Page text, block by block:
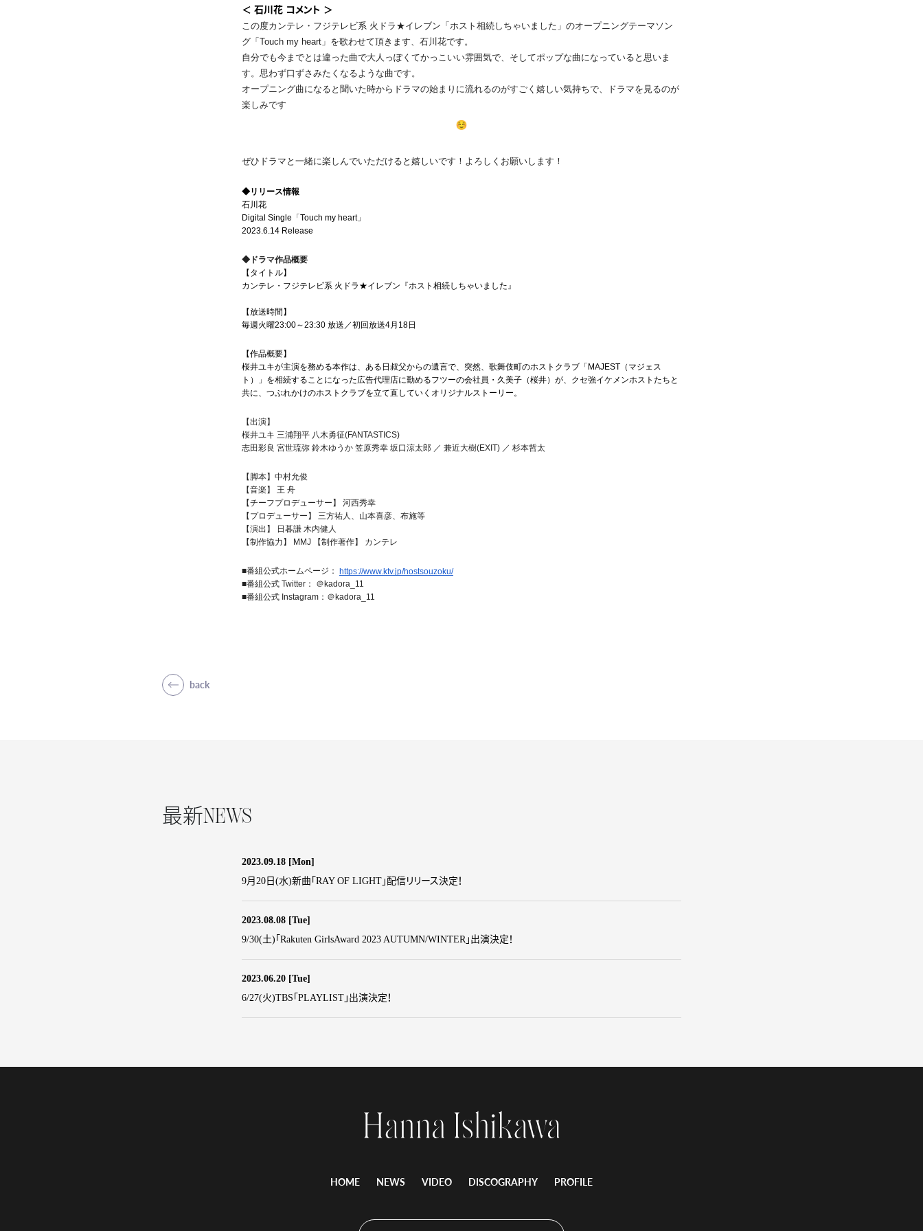
＜ 石川花 コメント ＞
この度カンテレ・フジテレビ系 火ドラ★イレブン「ホスト相続しちゃいました」 のオープニングテーマソン
グ「Touch my heart」を歌わせて頂きます、石川花です。
自分でも今までとは違った曲で大人っぽくてかっこいい雰囲気で、 そしてポップな曲になっていると思いま
す。 思わず口ずさみたくなるような曲です。
オープニング曲になると聞いた時からドラマの始まりに流れるのがすごく嬉しい気持ちで、ドラマを見るのが
楽しみです
ぜひドラマと一緒に楽しんでいただけると嬉しいです！ よろしくお願いします！
◆リリース情報
石川花
Digital Single「Touch my heart」
2023.6.14 Release
◆ドラマ作品概要
【タイトル】
カンテレ・フジテレビ系 火ドラ★イレブン『ホスト相続しちゃいました』
【放送時間】
毎週火曜23:00～23:30 放送／初回放送4月18日
【作品概要】
桜井ユキが主演を務める本作は、ある日叔父からの遺言で、突然、歌舞伎町のホストクラブ「MAJEST（マジェス
ト）」を相続することになった広告代理店に勤めるフツーの会社員・久美子（桜井）が、クセ強イケメンホストたちと
共に、つぶれかけのホストクラブを立て直していくオリジナルストーリー。
【出演】
桜井ユキ 三浦翔平 八木勇征(FANTASTICS)
志田彩良 宮世琉弥 鈴木ゆうか 笠原秀幸 坂口涼太郎 ／ 兼近大樹(EXIT) ／ 杉本哲太
【脚本】中村允俊
【音楽】 王 舟
【チーフプロデューサー】 河西秀幸
【プロデューサー】 三方祐人、山本喜彦、布施等
【演出】 日暮謙 木内健人
【制作協力】 MMJ 【制作著作】 カンテレ
■番組公式ホームページ： https://www.ktv.jp/hostsouzoku/
■番組公式 Twitter： ＠kadora_11
■番組公式 Instagram：＠kadora_11
back
最新NEWS
2023.09.18 [Mon]
9月20日(水)新曲「RAY OF LIGHT」配信リリース決定！
2023.08.08 [Tue]
9/30(土)「Rakuten GirlsAward 2023 AUTUMN/WINTER」出演決定！
2023.06.20 [Tue]
6/27(火)TBS「PLAYLIST」出演決定！
HOME NEWS VIDEO DISCOGRAPHY PROFILE